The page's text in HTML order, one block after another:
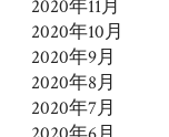
2020年11月
2020年10月
2020年9月
2020年8月
2020年7月